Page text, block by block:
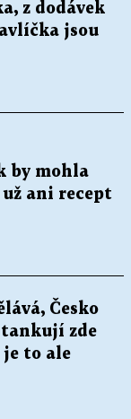
z dodávek
jsou
by mohla
ani recept
Česko
tankují zde
to ale